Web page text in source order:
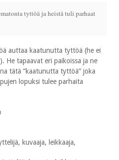
tyttöä ja heistä tuli parhaat
auttaa kaatunutta tyttöä (he ei
He tapaavat eri paikoissa ja ne
tätä ”kaatunutta tyttöä” joka
lopuksi tulee parhaita
kuvaaja, leikkaaja,